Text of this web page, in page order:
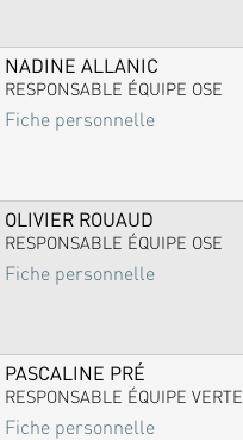
NADINE ALLANIC
RESPONSABLE ÉQUIPE OSE
Fiche personnelle
OLIVIER ROUAUD
RESPONSABLE ÉQUIPE OSE
Fiche personnelle
PASCALINE PRÉ
RESPONSABLE ÉQUIPE VERTE
Fiche personnelle